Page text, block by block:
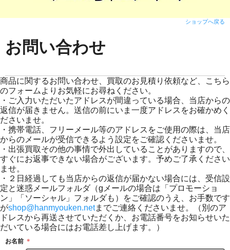
ショップへ戻る
お問い合わせ
商品に関するお問い合わせ、買取のお見積り依頼など、こちら
のフォームよりお気軽にお尋ねください。
・ご入力いただいたアドレスが間違っている場合、当店からの
返信が届きません。送信の前にいま一度アドレスをお確かめく
ださいませ。
・携帯電話、フリーメール等のアドレスをご使用の際は、当店
からのメールが受信できるよう設定をご確認くださいませ。
・出張買取その他の事情で外出していることがありますので、
すぐにお返事できない場合がございます。予めご了承ください
ませ。
・２日経過しても当店からの返信が届かない場合には、受信設
定と迷惑メールフォルダ（gメールの場合は「プロモーショ
ン」「ソーシャル」フォルダも）をご確認のうえ、お手数です
がshop@hanmyouken.netまでご連絡くださいませ。（別のア
ドレスから再送させていただくか、お電話番号をお知らせいた
だいている場合にはお電話差し上げます。）
お名前 ＊